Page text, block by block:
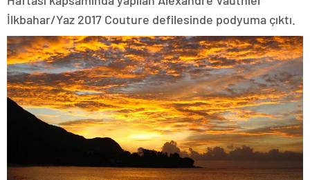
İlkbahar/Yaz 2017 Couture defilesinde podyuma çıktı.